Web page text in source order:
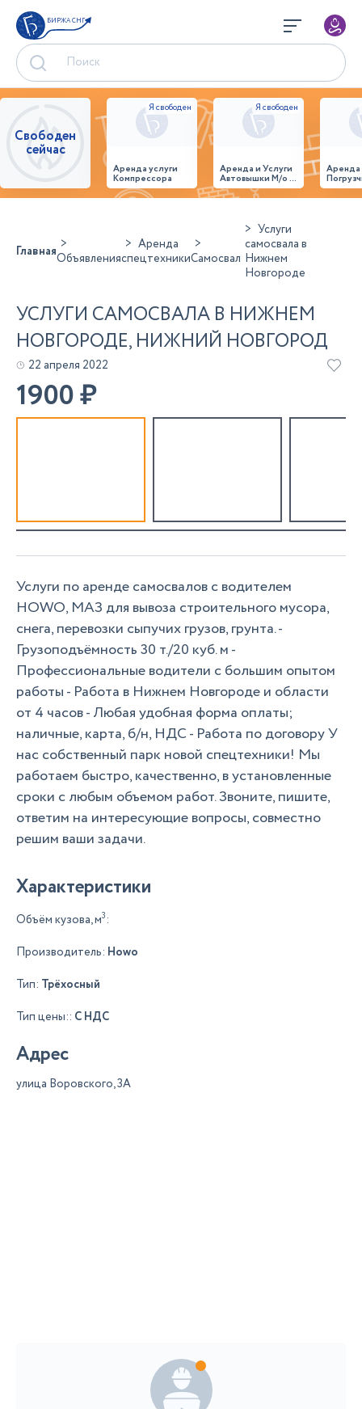
БИРЖА СНГ
Свободен
сейчас
Аренда услуги
Компрессора
Аренда и Услуги
Автовышки М/о г.
Домодедово
26,28,32 место
ГлавнаяОбъявления
Аренда
спецтехникиСамосвал
Услуги
самосвала в
Нижнем
Новгороде
УСЛУГИ САМОСВАЛА В НИЖНЕМ
НОВГОРОДЕ, НИЖНИЙ НОВГОРОД
22 апреля 2022
1900₽
Услуги по аренде самосвалов с водителем
HОWO, МАЗ для вывоза строительного мусора,
снега, перевозки сыпучих грузов, грунта. -
Грузоподъёмность 30 т./20 куб. м -
Профессиональные водители с большим опытом
работы - Работа в Нижнем Новгороде и области
от 4 часов - Любая удобная форма оплаты;
наличные, карта, б/н, НДС - Работа по договору У
нас собственный парк новой спецтехники! Мы
работаем быстро, качественно, в установленные
сроки с любым объемом работ. Звоните, пишите,
ответим на интересующие вопросы, совместно
решим ваши задачи.
Характеристики
Объём кузова, м3 :
Производитель: Howo
Тип: Трёхосный
Тип цены:: С НДС
Адрес
улица Воровского, 3А